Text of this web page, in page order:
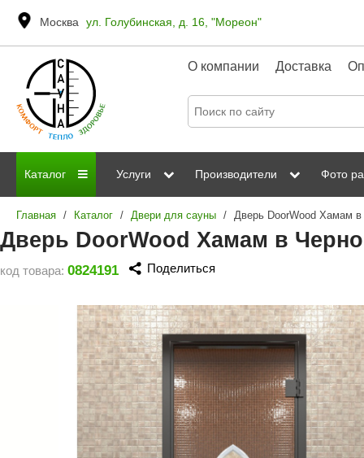
Москва ул. Голубинская, д. 16, "Мореон"
О компании Доставка
Каталог
Дровяные печи
Пульты управления
Камни для печей
Двери для сауны
Аксессуары
Услуги
ИК сауны
Производители
Grandis
Kaledo
Steam and Water Эверест
SPA-Технология Lacoform
Иди в Баню Composit
Baneum
ASTON
Фото
Главная / Каталог / Двери для сауны /
Дверь DoorWood Хамам в
код товара: 0824191 Поделиться